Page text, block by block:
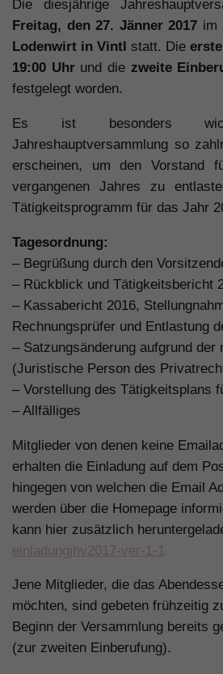
Die diesjährige
Freitag, den 27. Jänner 2017 im
Lodenwirt in Vintl statt. Die
19:00 Uhrund die zweite
festgelegt worden.
Es ist besonders
Jahreshauptversammlung so
erscheinen, um den Vorstand
vergangenen Jahres zu
Tätigkeitsprogramm für das Jahr
Tagesordnung:
– Begrüßung durch den
– Rückblick und Tätigkeitsbericht
– Kassabericht 2016,
Rechnungsprüfer und Entlastung
– Satzungsänderung aufgrund der
(Juristische Person des
– Vorstellung des Tätigkeitsplans
– Allfälliges
Mitglieder von denen keine
erhalten die Einladung auf dem
hingegen von welchen die Email
werden über die Homepage
kann hier zusätzlich
einladungjhv2017-ver-1-1
Jene Mitglieder, die das
möchten, sind gebeten frühzeitig
Beginn der Versammlung bereits
(zur zweiten Einberufung).